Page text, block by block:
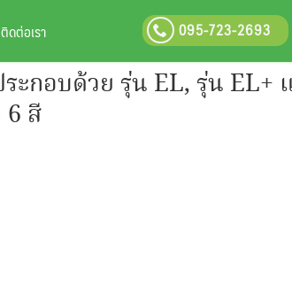
095-723-2693
ติดต่อเรา
กอบด้วย รุ่น EL, รุ่น EL+
สี